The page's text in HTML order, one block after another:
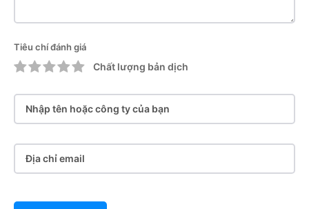
Tiêu chí đánh giá
Chất lượng bản dịch